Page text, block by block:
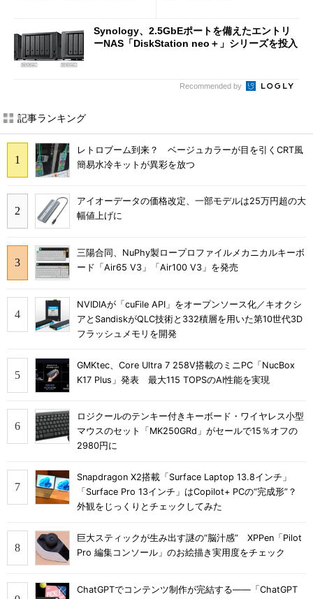
Synology、2.5GbEポートを備えたエントリ
ーNAS「DiskStation neo＋」シリーズを投入
Recommended by
記事ランキング
レトロブーム到来？ ベージュカラーが目を引くCRT風
簡易水冷キットが異彩を放つ
アイオーデータの価格改定、一部モデルは25万円超の大
幅値上げに
三陽合同、NuPhy製ロープロファイルメカニカルキーボ
ード「Air65 V3」「Air100 V3」を発売
NVIDIAが「cuFile API」をオープンソース化／キオクシ
アとSandiskがQLC技術と332積層を用いた第10世代3D
フラッシュメモリを開発
GMKtec、Core Ultra 7 258V搭載のミニPC「NucBox
K17 Plus」発表 最大115 TOPSのAI性能を実現
ロジクールのテンキー付きキーボード・ワイヤレス小型
マウスのセット「MK250GRd」がセールで15％オフの
2980円に
Snapdragon X2搭載「Surface Laptop 13.8インチ」
「Surface Pro 13インチ」はCopilot+ PCの“完成形”？
外観をじっくりとチェックしてみた
巨大スティックが生み出す謎の“脳汁感” XPPen「Pilot
Pro 編集コンソール」のお絵描き実用度をチェック
ChatGPTでコンテンツ制作が完結する――「ChatGPT